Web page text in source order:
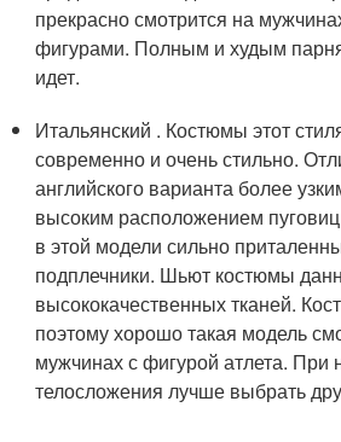
прекрасно смотрится на
фигурами. Полным и худым
идет.
Итальянский . Костюмы этот
современно и очень стильно.
английского варианта более
высоким расположением
в этой модели сильно
подплечники. Шьют костюмы
высококачественных тканей.
поэтому хорошо такая модель
мужчинах с фигурой атлета. При
телосложения лучше выбрать